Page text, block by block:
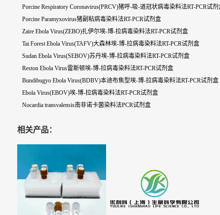
Porcine Respiratory Coronavirus(PRCV)猪呼-吸-道冠状病毒染料法RT-PCR试剂
Porcine Paramyxovirus猪副粘病毒染料法RT-PCR试剂盒
Zaire Ebola Virus(ZEBO)扎伊尔埃-博-拉病毒染料法RT-PCR试剂盒
Tai Forest Ebola Virus(TAFV)大森林埃-博-拉病毒染料法RT-PCR试剂盒
Sudan Ebola Virus(SEBOV)苏丹埃-博-拉病毒染料法RT-PCR试剂盒
Reston Ebola Virus雷斯顿埃-博-拉病毒染料法RT-PCR试剂盒
Bundibugyo Ebola Virus(BDBV)本迪布焦型埃-博-拉病毒染料法RT-PCR试剂盒
Ebola Virus(EBOV)埃-博-拉病毒染料法RT-PCR试剂盒
Nocardia transvalensis南非诺卡菌染料法PCR试剂盒
相关产品：